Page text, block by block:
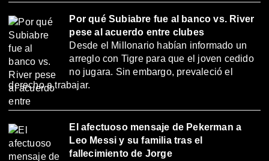
Por qué Subiabre fue al banco vs. River
pese al acuerdo entre clubes
Desde el Millonario habían informado un
arreglo con Tigre para que el joven cedido
no jugara. Sin embargo, prevaleció el
derecho a trabajar.
El afectuoso mensaje de Pekerman a
Leo Messi y su familia tras el
fallecimiento de Jorge